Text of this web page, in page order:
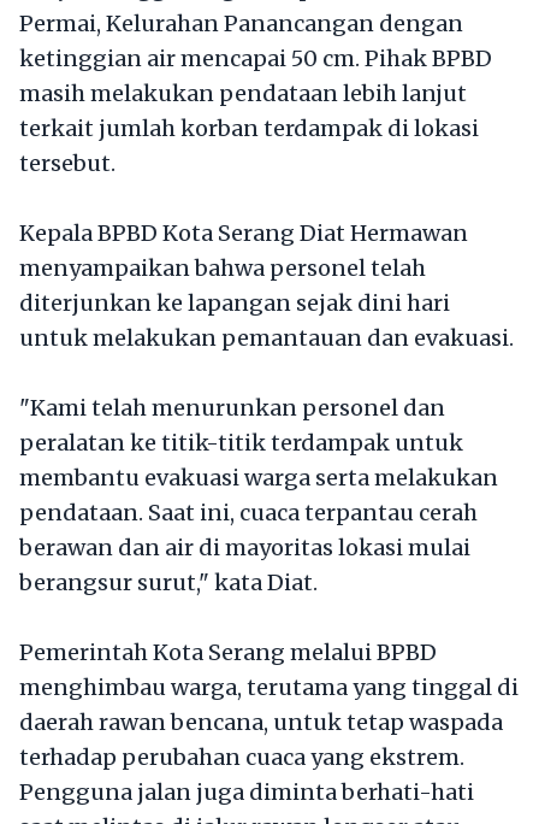
Permai, Kelurahan Panancangan dengan
ketinggian air mencapai 50 cm. Pihak BPBD
masih melakukan pendataan lebih lanjut
terkait jumlah korban terdampak di lokasi
tersebut.
​Kepala BPBD Kota Serang Diat Hermawan
menyampaikan bahwa personel telah
diterjunkan ke lapangan sejak dini hari
untuk melakukan pemantauan dan evakuasi.
​"Kami telah menurunkan personel dan
peralatan ke titik-titik terdampak untuk
membantu evakuasi warga serta melakukan
pendataan. Saat ini, cuaca terpantau cerah
berawan dan air di mayoritas lokasi mulai
berangsur surut," kata Diat.
​Pemerintah Kota Serang melalui BPBD
menghimbau warga, terutama yang tinggal di
daerah rawan bencana, untuk tetap waspada
terhadap perubahan cuaca yang ekstrem.
Pengguna jalan juga diminta berhati-hati